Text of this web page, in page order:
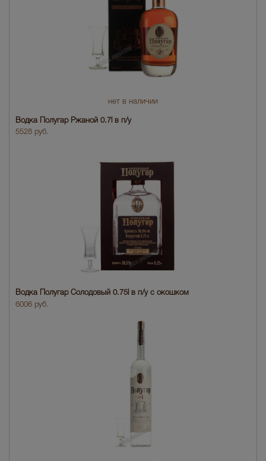
нет в наличии
Водка Полугар Ржаной 0.7l в п/у
5528 руб.
Водка Полугар Солодовый 0.75l в п/у с окошком
6006 руб.